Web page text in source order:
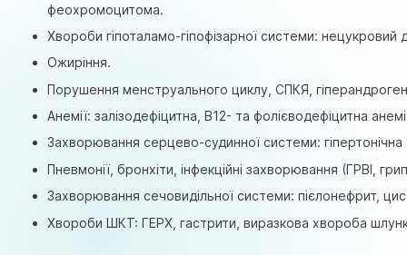
феохромоцитома.
Хвороби гіпоталамо-гіпофізарної системи:
Ожиріння.
Порушення менструального циклу, СПКЯ,
Анемії: залізодефіцитна, В12- та фолієводефіцитна
Захворювання серцево-судинної системи:
Пневмонії, бронхіти, інфекційні захворювання (ГРВІ,
Захворювання сечовидільної системи: пієлонефрит,
Хвороби ШКТ: ГЕРХ, гастрити, виразкова хвороба